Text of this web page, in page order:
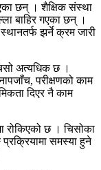
छन् । शैक्षिक संस्था
बाहिर गएका छन् ।
झर्ने क्रम जारी
अत्यधिक छ ।
परीक्षणको काम
दिएर नै काम
रोकिएको छ । चिसोका
प्रक्रियामा समस्या हुने